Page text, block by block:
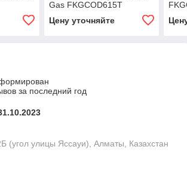
Gas FKGCOD615T
Цену уточняйте
за последний год
(угол улицы Яссауи), Алматы, Казахстан